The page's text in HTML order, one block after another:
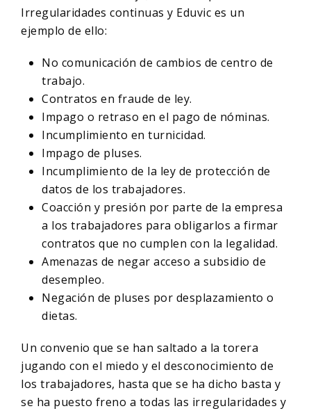
Irregularidades continuas y Eduvic es un
ejemplo de ello:
No comunicación de cambios de centro de
trabajo.
Contratos en fraude de ley.
Impago o retraso en el pago de nóminas.
Incumplimiento en turnicidad.
Impago de pluses.
Incumplimiento de la ley de protección de
datos de los trabajadores.
Coacción y presión por parte de la empresa
a los trabajadores para obligarlos a firmar
contratos que no cumplen con la legalidad.
Amenazas de negar acceso a subsidio de
desempleo.
Negación de pluses por desplazamiento o
dietas.
Un convenio que se han saltado a la torera
jugando con el miedo y el desconocimiento de
los trabajadores, hasta que se ha dicho basta y
se ha puesto freno a todas las irregularidades y